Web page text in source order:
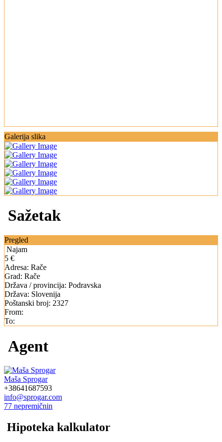
Galerija slika
Sažetak
Pregled
Najam
5 €
Adresa: Rače
Grad: Rače
Država / provincija: Podravska
Država: Slovenija
Poštanski broj: 2327
From:
To:
Agent
Maša Sprogar
+38641687593
info@sprogar.com
77 nepremičnin
Hipoteka kalkulator